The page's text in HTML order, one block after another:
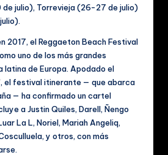
de julio), Torrevieja (26-27 de julio)
2017, el Reggaeton Beach Festival
uno de los más grandes
latina de Europa. Apodado el
el festival itinerante — que abarca
— ha confirmado un cartel
a Justin Quiles, Darell, Ñengo
La L, Noriel, Mariah Angeliq,
y otros, con más